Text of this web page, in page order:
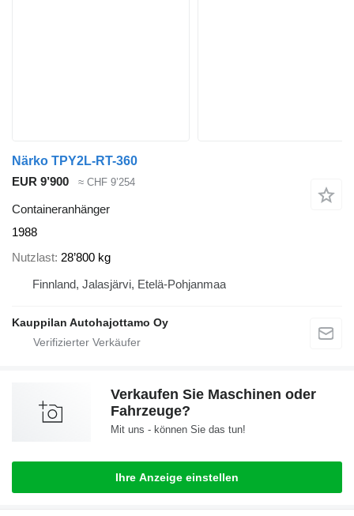
Närko TPY2L-RT-360
EUR 9’900
≈ CHF 9’254
Containeranhänger
1988
Nutzlast 28’800 kg
Finnland, Jalasjärvi, Etelä-Pohjanmaa
Kauppilan Autohajottamo Oy
Verkaufen Sie Maschinen oder
Fahrzeuge?
Mit uns - können Sie das tun!
Ihre Anzeige einstellen